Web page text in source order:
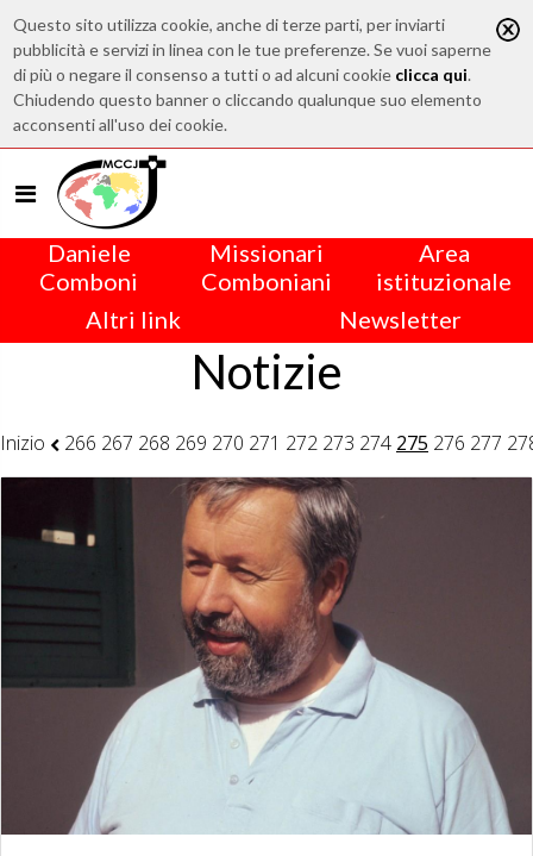
Questo sito utilizza cookie, anche di terze parti, per inviarti
pubblicità e servizi in linea con le tue preferenze. Se vuoi saperne
di più o negare il consenso a tutti o ad alcuni cookie clicca qui.
Chiudendo questo banner o cliccando qualunque suo elemento
acconsenti all'uso dei cookie.
Daniele
Comboni
Missionari
Comboniani
Area
istituzionale
Altri link
Newsletter
Notizie
Inizio 266 267 268 269 270 271 272 273 274 275 276 277